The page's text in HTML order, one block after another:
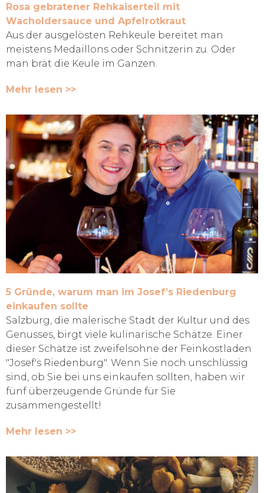
Rosa gebratener Rehkaiserteil mit
Wacholdersauce und Apfelrotkraut
Aus der ausgelösten Rehkeule bereitet man
meistens Medaillons oder Schnitzerin zu. Oder
man brät die Keule im Ganzen.
Mehr lesen >>
5 Gründe, warum man im Josef’s Riedenburg
einkaufen sollte
Salzburg, die malerische Stadt der Kultur und des
Genusses, birgt viele kulinarische Schätze. Einer
dieser Schätze ist zweifelsohne der Feinkostladen
"Josef's Riedenburg". Wenn Sie noch unschlüssig
sind, ob Sie bei uns einkaufen sollten, haben wir
fünf überzeugende Gründe für Sie
zusammengestellt!
Mehr lesen >>